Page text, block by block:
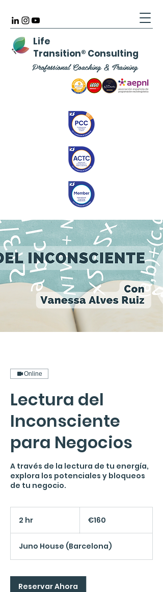
Life
Transition® Consulting
Professional Coaching & Training
Online
Lectura del
Inconsciente
para Negocios
A través de la lectura de tu energía,
explora los potenciales y bloqueos
de tu negocio.
2 hr €160
Juno House (Barcelona)
Reservar Ahora